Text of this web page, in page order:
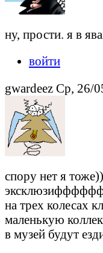
ну, прости. я в
войти
gwardeez Ср, 26/
спору нет я
на трех колесах
маленькую
в музей будут